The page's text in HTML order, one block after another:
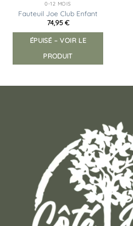
0-12 MOIS
Fauteuil Joe Club Enfant
74,95€
ÉPUISÉ – VOIR LE
PRODUIT